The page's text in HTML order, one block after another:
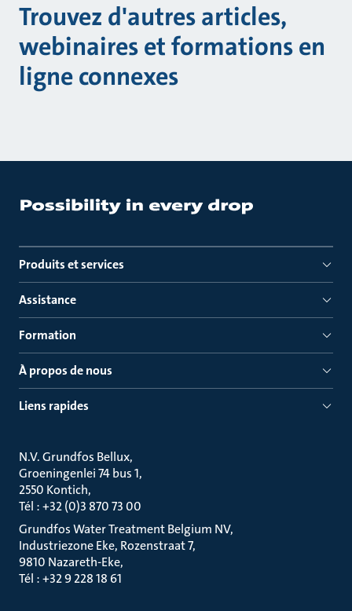
Trouvez d'autres articles,
webinaires et formations en
ligne connexes
Produits et services
Assistance
Formation
À propos de nous
Liens rapides
N.V. Grundfos Bellux
Groeningenlei 74 bus 1
2550 Kontich
Tél : +32 (0)3 870 73 00
Grundfos Water Treatment Belgium NV
Industriezone Eke, Rozenstraat 7
9810 Nazareth-Eke
Tél : +32 9 228 18 61